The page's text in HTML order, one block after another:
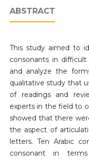
ABSTRACT
This study aimed to
consonants in
and analyze the
qualitative study that
of readings and
experts in the field to
showed that there
the aspect of
letters. Ten Arabic
consonant in